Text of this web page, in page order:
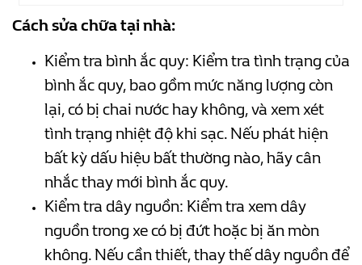
Cách sửa chữa tại nhà:
Kiểm tra bình ắc quy: Kiểm tra tình trạng của
bình ắc quy, bao gồm mức năng lượng còn
lại, có bị chai nước hay không, và xem xét
tình trạng nhiệt độ khi sạc. Nếu phát hiện
bất kỳ dấu hiệu bất thường nào, hãy cân
nhắc thay mới bình ắc quy.
Kiểm tra dây nguồn: Kiểm tra xem dây
nguồn trong xe có bị đứt hoặc bị ăn mòn
không. Nếu cần thiết, thay thế dây nguồn để